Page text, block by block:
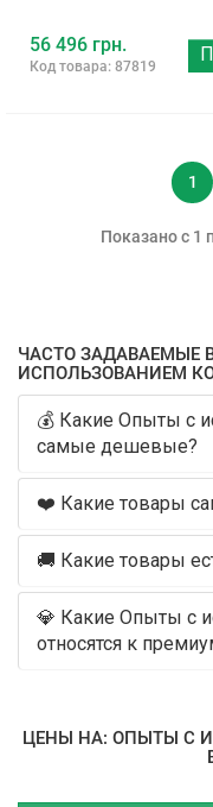
56 496 грн.
Код товара: 87819
1
Показано с 1
ЧАСТО ЗАДАВАЕМЫЕ
ИСПОЛЬЗОВАНИЕМ
💰 Какие Опыты с
самые дешевые?
❤️ Какие товары
🚚 Какие товары
💎 Какие Опыты с
относятся к
ЦЕНЫ НА: ОПЫТЫ С